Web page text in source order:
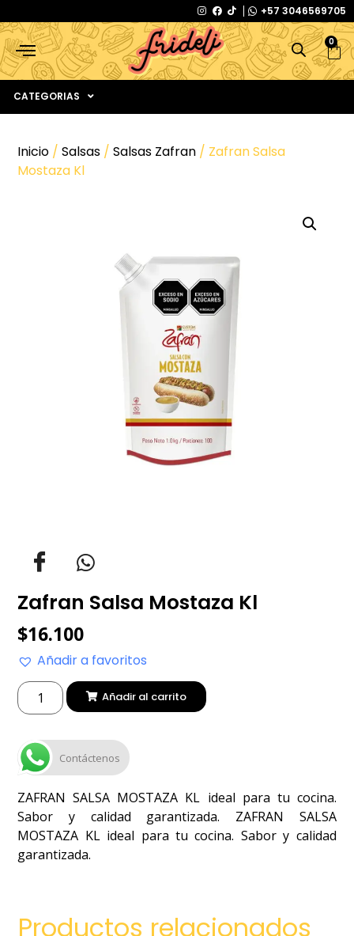
+57 3046569705
0
CATEGORIAS
Inicio /Salsas /Salsas Zafran / Zafran Salsa
Mostaza Kl
Zafran Salsa Mostaza Kl
$16.100
Añadir a favoritos
Añadir al carrito
Contáctenos
ZAFRAN SALSA MOSTAZA KL ideal para tu cocina.
Sabor y calidad garantizada. ZAFRAN SALSA
MOSTAZA KL ideal para tu cocina. Sabor y calidad
garantizada.
Productos relacionados